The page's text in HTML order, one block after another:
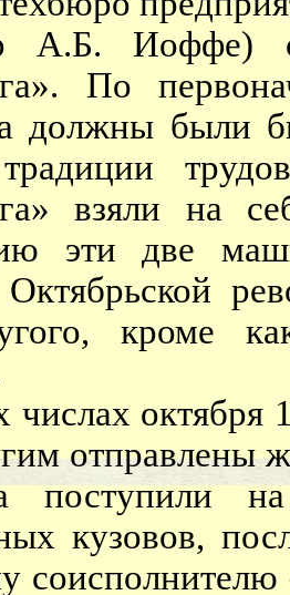
А.Б. Иоффе) с
По
должны были
традиции
взяли на
эти две
кроме
октября
отправлены
поступили
кузовов,